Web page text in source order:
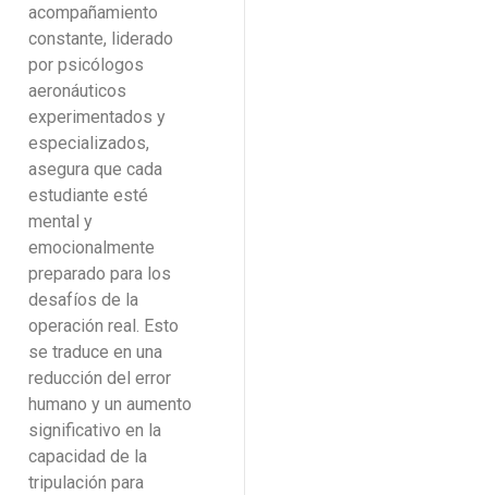
acompañamiento
constante, liderado
por psicólogos
aeronáuticos
experimentados y
especializados,
asegura que cada
estudiante esté
mental y
emocionalmente
preparado para los
desafíos de la
operación real. Esto
se traduce en una
reducción del error
humano y un aumento
significativo en la
capacidad de la
tripulación para